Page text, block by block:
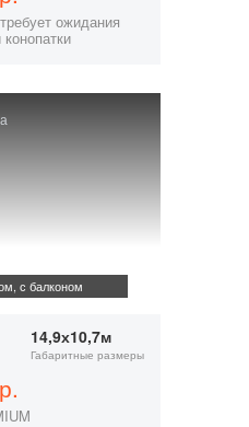
ожидания
с балконом
14,9х10,7м
Габаритные размеры